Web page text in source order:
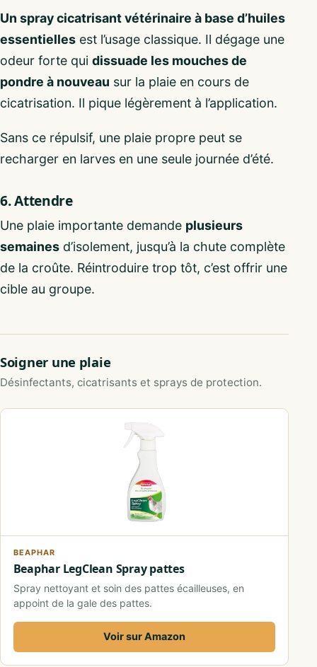
Un spray cicatrisant vétérinaire à base d’huiles
essentielles est l’usage classique. Il dégage une
odeur forte qui dissuade les mouches de
pondre à nouveau sur la plaie en cours de
cicatrisation. Il pique légèrement à l’application.
Sans ce répulsif, une plaie propre peut se
recharger en larves en une seule journée d’été.
6. Attendre
Une plaie importante demande plusieurs
semaines d’isolement, jusqu’à la chute complète
de la croûte. Réintroduire trop tôt, c’est offrir une
cible au groupe.
Soigner une plaie
Désinfectants, cicatrisants et sprays de protection.
BEAPHAR
Beaphar LegClean Spray pattes
Spray nettoyant et soin des pattes écailleuses, en
appoint de la gale des pattes.
Voir sur Amazon